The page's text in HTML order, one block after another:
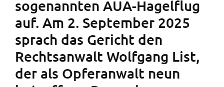
sogenannten AUA-Hagelflug
auf. Am 2. September 2025
sprach das Gericht den
Rechtsanwalt Wolfgang List,
der als Opferanwalt neun